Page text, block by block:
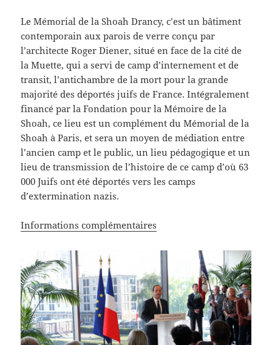
Le Mémorial de la Shoah Drancy, c’est un bâtiment
contemporain aux parois de verre conçu par
l’architecte Roger Diener, situé en face de la cité de
la Muette, qui a servi de camp d’internement et de
transit, l’antichambre de la mort pour la grande
majorité des déportés juifs de France. Intégralement
financé par la Fondation pour la Mémoire de la
Shoah, ce lieu est un complément du Mémorial de la
Shoah à Paris, et sera un moyen de médiation entre
l’ancien camp et le public, un lieu pédagogique et un
lieu de transmission de l’histoire de ce camp d’où 63
000 Juifs ont été déportés vers les camps
d’extermination nazis.
Informations complémentaires